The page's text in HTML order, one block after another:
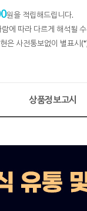
원을 적립해드립니다.
에 따라 다르게 해석될
은 사전통보없이 별표시
상품정보고시